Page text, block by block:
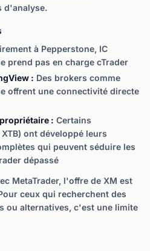
d'analyse.
à Pepperstone, IC
prend pas en charge cTrader
: Des brokers comme
offrent une connectivité directe
: Certains
ont développé leurs
qui peuvent séduire les
dépassé
MetaTrader, l'offre de XM est
ceux qui recherchent des
ou alternatives, c'est une limite